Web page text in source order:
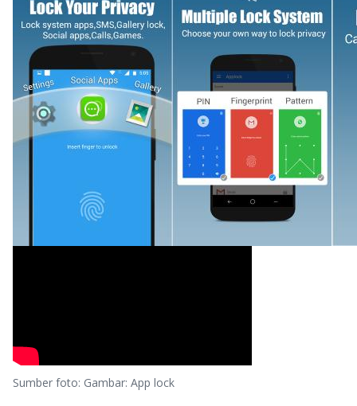
Sumber foto: Gambar: App lock